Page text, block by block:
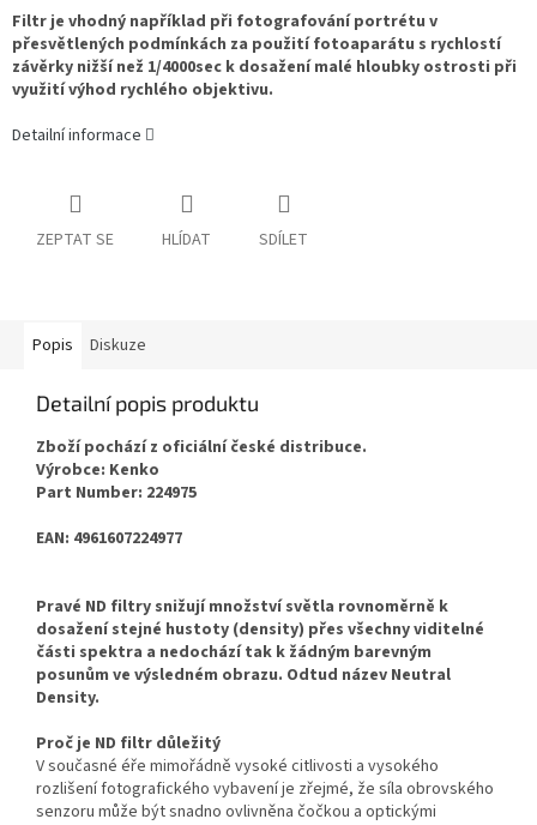
Filtr je vhodný například při fotografování portrétu v
přesvětlených podmínkách za použití fotoaparátu s rychlostí
závěrky nižší než 1/4000sec k dosažení malé hloubky ostrosti při
využití výhod rychlého objektivu.
Detailní informace
ZEPTAT SE HLÍDAT SDÍLET
Popis Diskuze
Detailní popis produktu
Zboží pochází z oficiální české distribuce.
Výrobce: Kenko
Part Number: 224975
EAN: 4961607224977
Pravé ND filtry snižují množství světla rovnoměrně k
dosažení stejné hustoty (density) přes všechny viditelné
části spektra a nedochází tak k žádným barevným
posunům ve výsledném obrazu. Odtud název Neutral
Density.
Proč je ND filtr důležitý
V současné éře mimořádně vysoké citlivosti a vysokého
rozlišení fotografického vybavení je zřejmé, že síla obrovského
senzoru může být snadno ovlivněna čočkou a optickými